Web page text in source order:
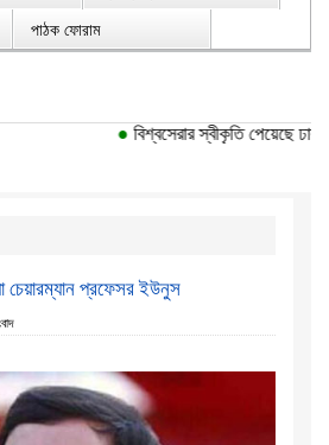
পাঠক ফোরাম
বিশ্বসেরার স্বীকৃতি পেয়েছে ঢাকা
চেয়ারম্যান প্রফেসর ইউনুস